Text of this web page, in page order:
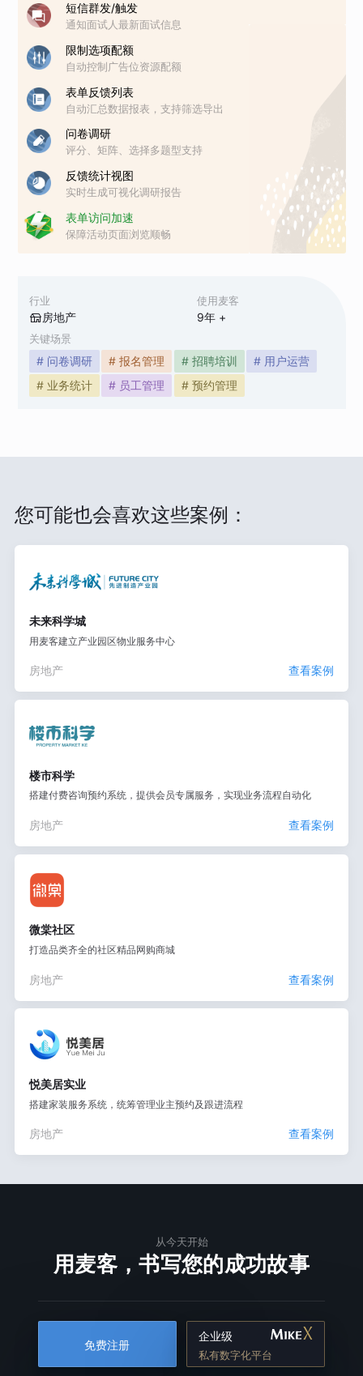
行业
房地产
使用麦客
9年 +
关键场景
# 问卷调研 # 报名管理 # 招聘培训
# 用户运营
# 业务统计
# 员工管理 # 预约管理
短信群发/触发
通知面试人最新面试信息
限制选项配额
自动控制广告位资源配额
表单反馈列表
自动汇总数据报表，支持筛选导出
问卷调研
评分、矩阵、选择多题型支持
反馈统计视图
实时生成可视化调研报告
表单访问加速
保障活动页面浏览顺畅
您可能也会喜欢这些案例：
未来科学城
用麦客建立产业园区物业服务中心
房地产 查看案例
楼市科学
搭建付费咨询预约系统，提供会员专属服务，实现业务流程自动化
房地产 查看案例
微棠社区
打造品类齐全的社区精品网购商城
房地产 查看案例
悦美居实业
搭建家装服务系统，统筹管理业主预约及跟进流程
房地产 查看案例
从今天开始
用麦客，书写您的成功故事
免费注册
企业级
私有数字化平台